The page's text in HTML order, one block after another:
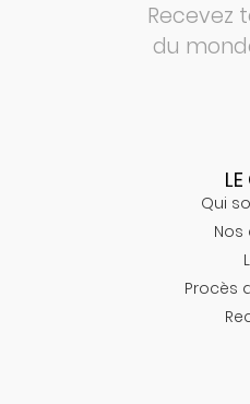
Recevez
du
Qui
Nos
Procès